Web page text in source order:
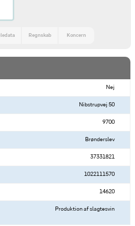
Regnskab Koncern
Nej
Nibstrupvej 50
9700
Brønderslev
37331821
1022111570
14620
Produktion af slagtesvin